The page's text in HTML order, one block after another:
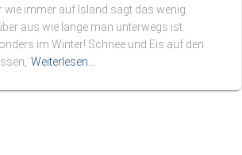
wie immer auf Island sagt das wenig
aus wie lange man unterwegs ist.
im Winter! Schnee und Eis auf den
Weiterlesen…